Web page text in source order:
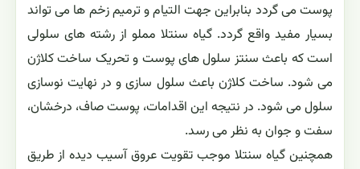
پوست می گردد بنابراین جهت التیام و ترمیم زخم ها می تواند
بسیار مفید واقع گردد. گیاه سنتلا مملو از رشته های سلولی
است که باعث سنتز سلول های پوست و تحریک ساخت کلاژن
می شود. ساخت کلاژن باعث سلول سازی و در نهایت نوسازی
سلول می شود. در نتیجه این اقدامات، پوست صاف، درخشان،
سفت و جوان به نظر می رسد.
همچنین گیاه سنتلا موجب تقویت عروق آسیب دیده از طریق